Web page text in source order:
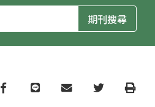
Facebook
line email TwitterPrint